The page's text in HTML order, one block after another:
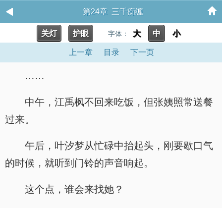
第24章 三千痴缠
关灯 护眼 字体： 大 中 小
上一章 目录 下一页
……
中午，江禹枫不回来吃饭，但张姨照常送餐
过来。
午后，叶汐梦从忙碌中抬起头，刚要歇口气
的时候，就听到门铃的声音响起。
这个点，谁会来找她？